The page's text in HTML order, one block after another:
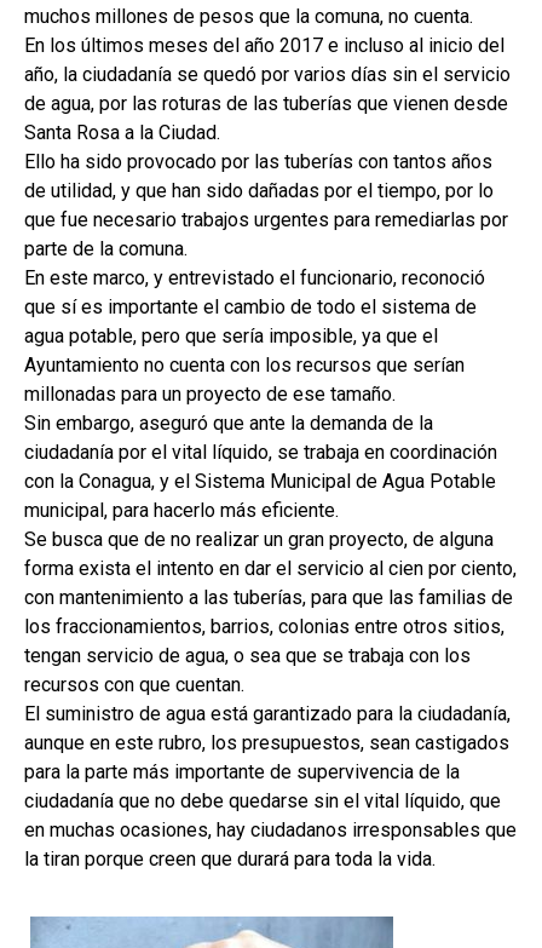
muchos millones de pesos que la comuna, no cuenta.
En los últimos meses del año 2017 e incluso al inicio del
año, la ciudadanía se quedó por varios días sin el servicio
de agua, por las roturas de las tuberías que vienen desde
Santa Rosa a la Ciudad.
Ello ha sido provocado por las tuberías con tantos años
de utilidad, y que han sido dañadas por el tiempo, por lo
que fue necesario trabajos urgentes para remediarlas por
parte de la comuna.
En este marco, y entrevistado el funcionario, reconoció
que sí es importante el cambio de todo el sistema de
agua potable, pero que sería imposible, ya que el
Ayuntamiento no cuenta con los recursos que serían
millonadas para un proyecto de ese tamaño.
Sin embargo, aseguró que ante la demanda de la
ciudadanía por el vital líquido, se trabaja en coordinación
con la Conagua, y el Sistema Municipal de Agua Potable
municipal, para hacerlo más eficiente.
Se busca que de no realizar un gran proyecto, de alguna
forma exista el intento en dar el servicio al cien por ciento,
con mantenimiento a las tuberías, para que las familias de
los fraccionamientos, barrios, colonias entre otros sitios,
tengan servicio de agua, o sea que se trabaja con los
recursos con que cuentan.
El suministro de agua está garantizado para la ciudadanía,
aunque en este rubro, los presupuestos, sean castigados
para la parte más importante de supervivencia de la
ciudadanía que no debe quedarse sin el vital líquido, que
en muchas ocasiones, hay ciudadanos irresponsables que
la tiran porque creen que durará para toda la vida.